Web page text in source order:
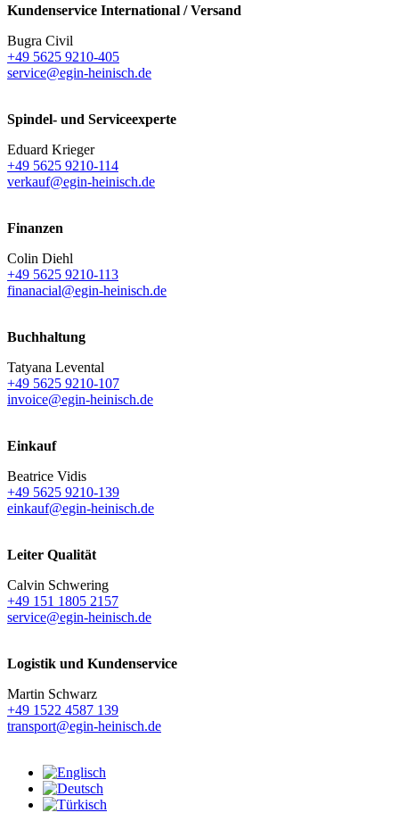
Kundenservice International / Versand
Bugra Civil
+49 5625 9210-405
service@egin-heinisch.de
Spindel- und Serviceexperte
Eduard Krieger
+49 5625 9210-114
verkauf@egin-heinisch.de
Finanzen
Colin Diehl
+49 5625 9210-113
finanacial@egin-heinisch.de
Buchhaltung
Tatyana Levental
+49 5625 9210-107
invoice@egin-heinisch.de
Einkauf
Beatrice Vidis
+49 5625 9210-139
einkauf@egin-heinisch.de
Leiter Qualität
Calvin Schwering
+49 151 1805 2157
service@egin-heinisch.de
Logistik und Kundenservice
Martin Schwarz
+49 1522 4587 139
transport@egin-heinisch.de